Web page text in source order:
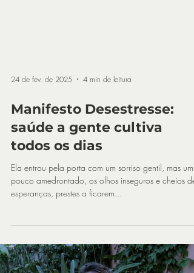
24 de fev. de 2025 4 min de leitura
Manifesto Desestresse:
saúde a gente cultiva
todos os dias
Ela entrou pela porta com um sorriso gentil, mas um